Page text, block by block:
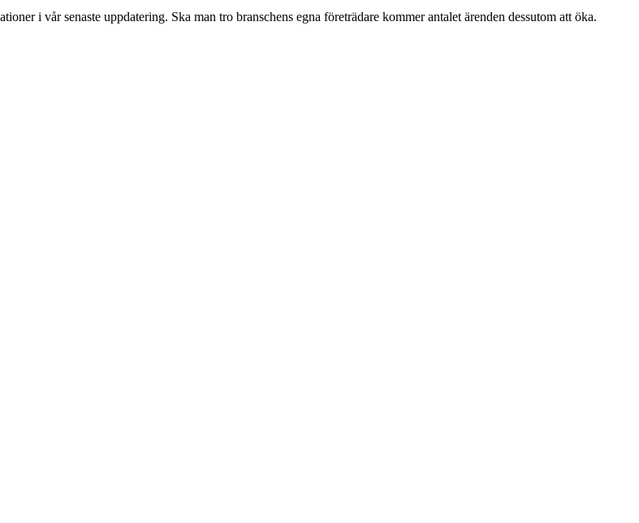
i vår senaste uppdatering. Ska man tro branschens egna företrädare kommer antalet ärenden dessutom att öka.